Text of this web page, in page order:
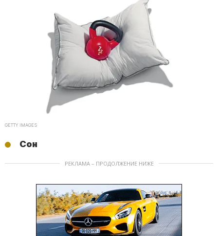
GETTY IMAGES
Сон
РЕКЛАМА – ПРОДОЛЖЕНИЕ НИЖЕ